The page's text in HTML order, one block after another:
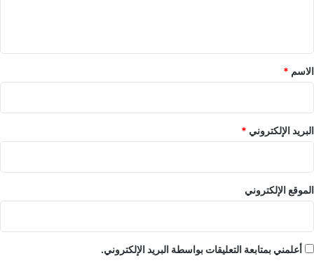
*
الاسم *
البريد الإلكتروني *
الموقع الإلكتروني
أعلمني بمتابعة التعليقات بواسطة البريد الإلكتروني.